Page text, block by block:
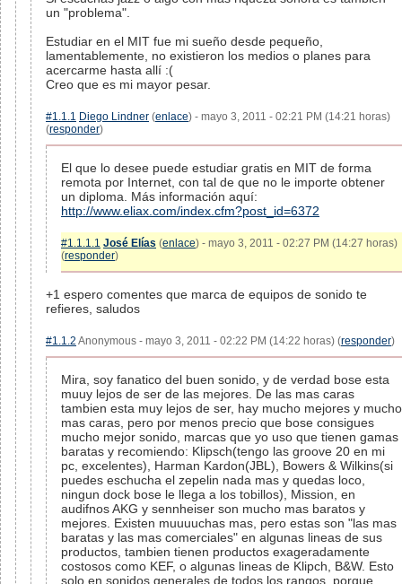
un "problema".
Estudiar en el MIT fue mi sueño desde pequeño,
lamentablemente, no existieron los medios o planes para
acercarme hasta allí :(
Creo que es mi mayor pesar.
#1.1.1 Diego Lindner (enlace) - mayo 3, 2011 - 02:21 PM (14:21 horas)
(responder)
El que lo desee puede estudiar gratis en MIT de forma
remota por Internet, con tal de que no le importe obtener
un diploma. Más información aquí:
http://www.eliax.com/index.cfm?post_id=6372
#1.1.1.1 José Elías (enlace) - mayo 3, 2011 - 02:27 PM (14:27 horas)
(responder)
+1 espero comentes que marca de equipos de sonido te
refieres, saludos
#1.1.2 Anonymous - mayo 3, 2011 - 02:22 PM (14:22 horas) (responder)
Mira, soy fanatico del buen sonido, y de verdad bose esta
muuy lejos de ser de las mejores. De las mas caras
tambien esta muy lejos de ser, hay mucho mejores y mucho
mas caras, pero por menos precio que bose consigues
mucho mejor sonido, marcas que yo uso que tienen gamas
baratas y recomiendo: Klipsch(tengo las groove 20 en mi
pc, excelentes), Harman Kardon(JBL), Bowers & Wilkins(si
puedes eschucha el zepelin nada mas y quedas loco,
ningun dock bose le llega a los tobillos), Mission, en
audifnos AKG y sennheiser son mucho mas baratos y
mejores. Existen muuuuchas mas, pero estas son "las mas
baratas y las mas comerciales" en algunas lineas de sus
productos, tambien tienen productos exageradamente
costosos como KEF, o algunas lineas de Klipch, B&W. Esto
solo en sonidos generales de todos los rangos, porque